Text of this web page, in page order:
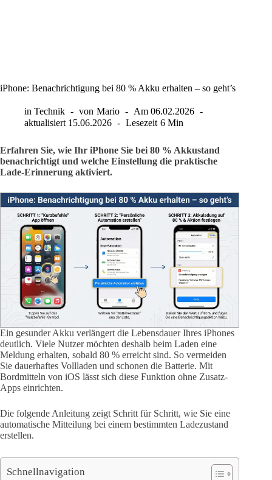
iPhone: Benachrichtigung bei 80 % Akku erhalten – so geht’s
in Technik von Mario Am 06.02.2026
aktualisiert 15.06.2026 Lesezeit 6 Min
Erfahren Sie, wie Ihr iPhone Sie bei 80 % Akkustand
benachrichtigt und welche Einstellung die praktische
Lade-Erinnerung aktiviert.
Ein gesunder Akku verlängert die Lebensdauer Ihres iPhones
deutlich. Viele Nutzer möchten deshalb beim Laden eine
Meldung erhalten, sobald 80 % erreicht sind. So vermeiden
Sie dauerhaftes Vollladen und schonen die Batterie. Mit
Bordmitteln von iOS lässt sich diese Funktion ohne Zusatz-
Apps einrichten.
Die folgende Anleitung zeigt Schritt für Schritt, wie Sie eine
automatische Mitteilung bei einem bestimmten Ladezustand
erstellen.
Schnellnavigation